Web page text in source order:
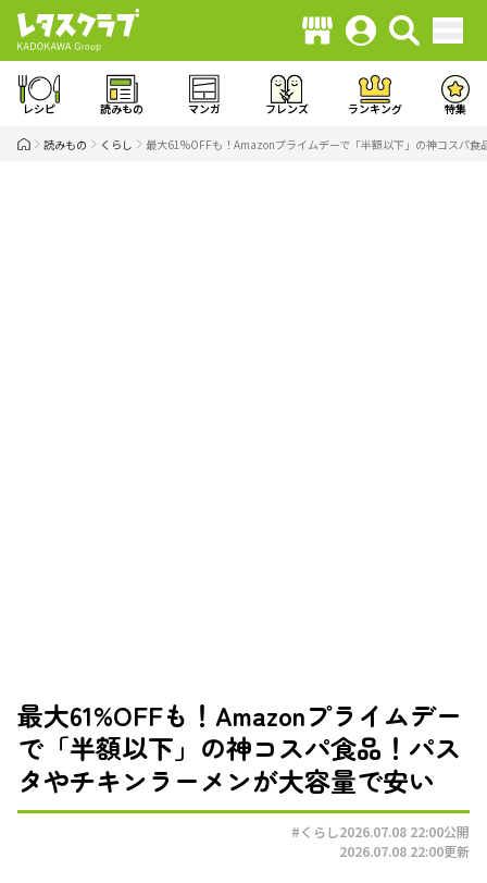
レシピ 読みもの マンガ フレンズ ランキング 特集
読みもの くらし 最大61%OFFも！Amazonプライムデーで「半額以下」の神コスパ
最大61%OFFも！Amazonプライムデー
で「半額以下」の神コスパ食品！パス
タやチキンラーメンが大容量で安い
#くらし2026.07.08 22:00公開
2026.07.08 22:00更新